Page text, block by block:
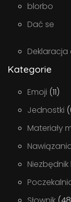
blorbo
Dać se
Kategorie
Emoji (11)
Jednostki
Materiały